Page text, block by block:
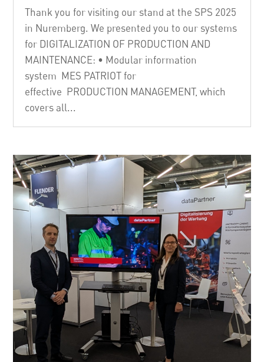
Thank you for visiting our stand at the SPS 2025
in Nuremberg. We presented you to our systems
for DIGITALIZATION OF PRODUCTION AND
MAINTENANCE: • Modular information
system MES PATRIOT for
effective PRODUCTION MANAGEMENT, which
covers all...